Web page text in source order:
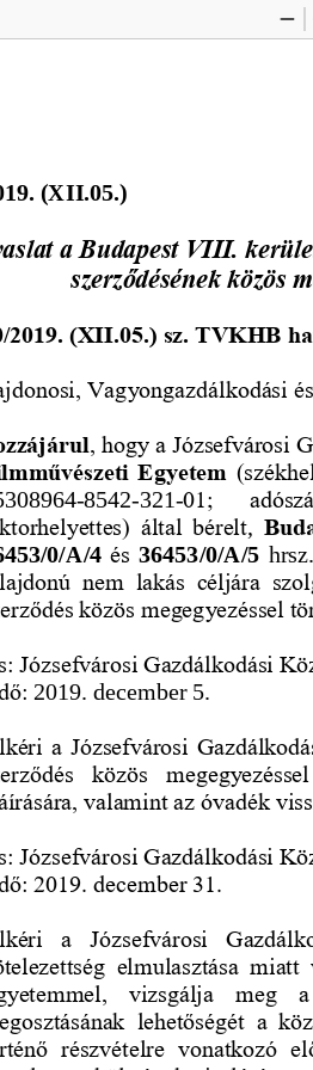
19. (XII.05.)
a Budapest VIII.
szerződésének közös
2019. (XII.05.) sz. TVKHB
Vagyongazdálkodási
, hogy a Józsefvárosi
Egyetem
308964-8542-321-01;
által  bérelt,
0/A/4 és 36453/0/A/5
nem  lakás  céljára
közös megegyezéssel
Józsefvárosi Gazdálkodási
2019. december 5.
a Józsefvárosi
közös
valamint az óvadék
Józsefvárosi Gazdálkodási
2019. december 31.
a  Józsefvárosi
elmulasztása  miatt
vizsgálja  meg
lehetőségét a
részvételre  vonatkozó